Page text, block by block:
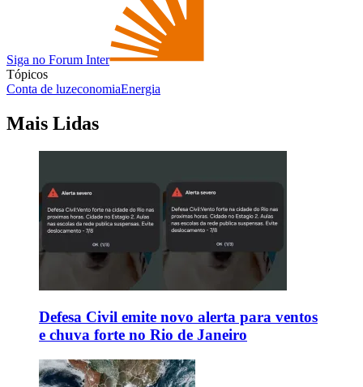
Siga no Forum Inter
Tópicos
Conta de luzeconomiaEnergia
Mais Lidas
Defesa Civil emite novo alerta para ventos
e chuva forte no Rio de Janeiro